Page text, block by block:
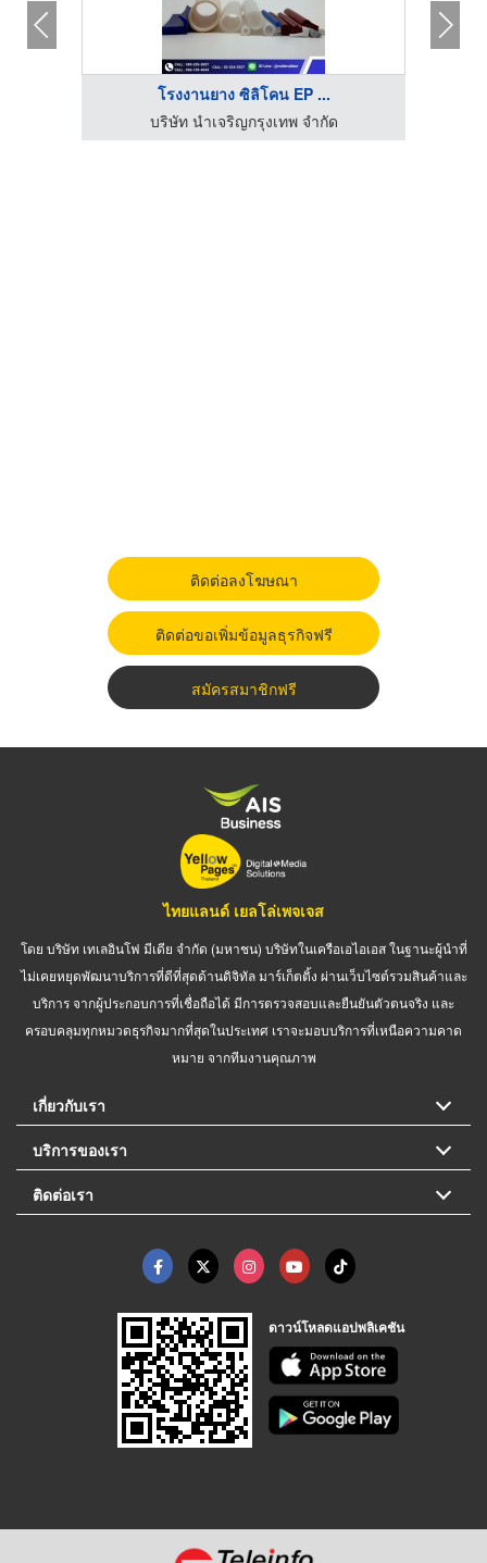
โรงงานยาง ซิลิโคน EP ...
บริษัท นำเจริญกรุงเทพ จำกัด
ติดต่อลงโฆษณา
ติดต่อขอเพิ่มข้อมูลธุรกิจฟรี
สมัครสมาชิกฟรี
ไทยแลนด์ เยลโล่เพจเจส
โดย บริษัท เทเลอินโฟ มีเดีย จำกัด (มหาชน) บริษัทในเครือเอไอเอส ในฐานะผู้นำที่
ไม่เคยหยุดพัฒนาบริการที่ดีที่สุดด้านดิจิทัล มาร์เก็ตติ้ง ผ่านเว็บไซต์รวมสินค้าและ
บริการ จากผู้ประกอบการที่เชื่อถือได้ มีการตรวจสอบและยืนยันตัวตนจริง และ
ครอบคลุมทุกหมวดธุรกิจมากที่สุดในประเทศ เราจะมอบบริการที่เหนือความคาด
หมาย จากทีมงานคุณภาพ
เกี่ยวกับเรา
บริการของเรา
ติดต่อเรา
ดาวน์โหลดแอปพลิเคชัน